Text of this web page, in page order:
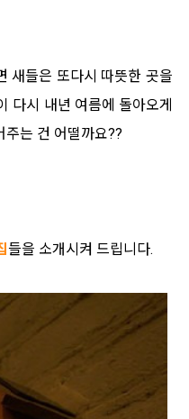
새들은 또다시 따뜻한 곳을
다시 내년 여름에 돌아오게
주는 건 어떨까요??
들을 소개시켜 드립니다.